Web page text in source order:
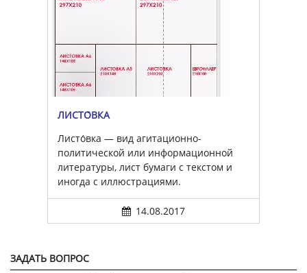
ЛИСТО́ВКА
Листо́вка — вид агитационно-
политической или информационной
литературы, лист бумаги с текстом и
иногда с иллюстрациями.
14.08.2017
ЗАДАТЬ ВОПРОС